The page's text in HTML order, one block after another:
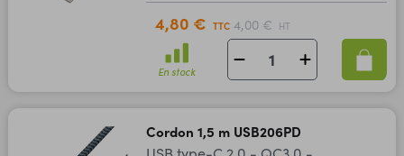
4,80 € TTC 4,00 € HT
En stock
Cordon 1,5 m USB206PD